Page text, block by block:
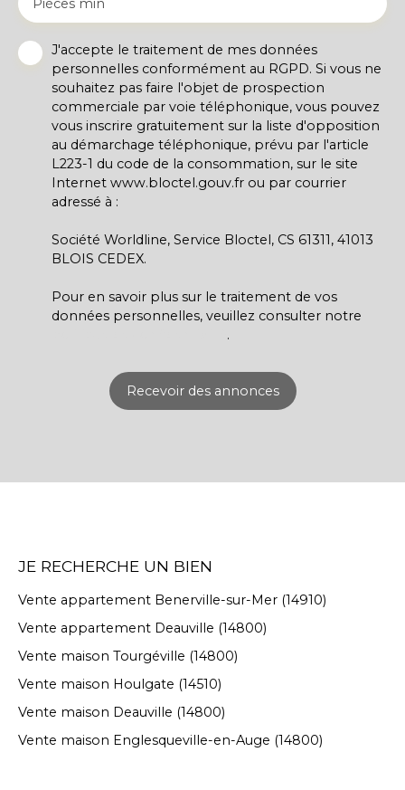
Pièces min
J'accepte le traitement de mes données
personnelles conformément au RGPD. Si vous ne
souhaitez pas faire l'objet de prospection
commerciale par voie téléphonique, vous pouvez
vous inscrire gratuitement sur la liste d'opposition
au démarchage téléphonique, prévu par l'article
L223-1 du code de la consommation, sur le site
Internet www.bloctel.gouv.fr ou par courrier
adressé à :
Société Worldline, Service Bloctel, CS 61311, 41013
BLOIS CEDEX.
Pour en savoir plus sur le traitement de vos
données personnelles, veuillez consulter notre
.
Recevoir des annonces
JE RECHERCHE UN BIEN
Vente appartement Benerville-sur-Mer (14910)
Vente appartement Deauville (14800)
Vente maison Tourgéville (14800)
Vente maison Houlgate (14510)
Vente maison Deauville (14800)
Vente maison Englesqueville-en-Auge (14800)